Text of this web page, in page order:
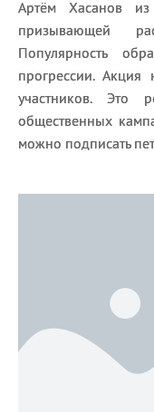
Артём Хасанов
призывающей
Популярность
прогрессии.
участников. Это
общественных
можно подписать